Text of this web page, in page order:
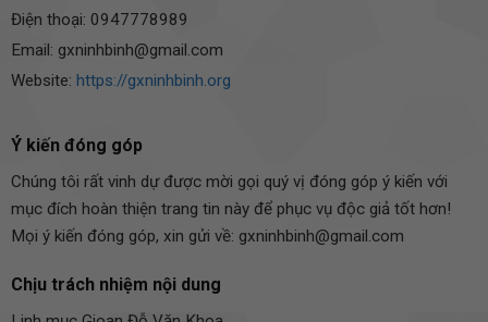
Điện thoại: 0947778989
Email: gxninhbinh@gmail.com
Website: https://gxninhbinh.org
Ý kiến đóng góp
Chúng tôi rất vinh dự được mời gọi quý vị đóng góp ý kiến với
mục đích hoàn thiện trang tin này để phục vụ độc giả tốt hơn!
Mọi ý kiến đóng góp, xin gửi về: gxninhbinh@gmail.com
Chịu trách nhiệm nội dung